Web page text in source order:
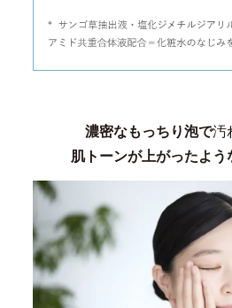
濃密なもっちり泡で汚
肌トーンが上がったよう